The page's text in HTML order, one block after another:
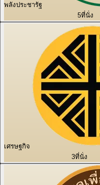
พลังประชารัฐ
5ที่นั่ง
เศรษฐกิจ
3ที่นั่ง